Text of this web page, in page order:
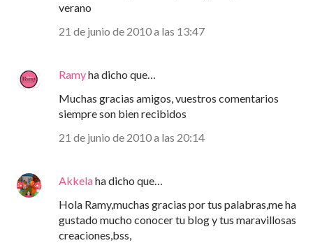
verano
21 de junio de 2010 a las 13:47
Ramyha dicho que…
Muchas gracias amigos, vuestros comentarios
siempre son bien recibidos
21 de junio de 2010 a las 20:14
Akkelaha dicho que…
Hola Ramy,muchas gracias por tus palabras,me ha
gustado mucho conocer tu blog y tus maravillosas
creaciones,bss,